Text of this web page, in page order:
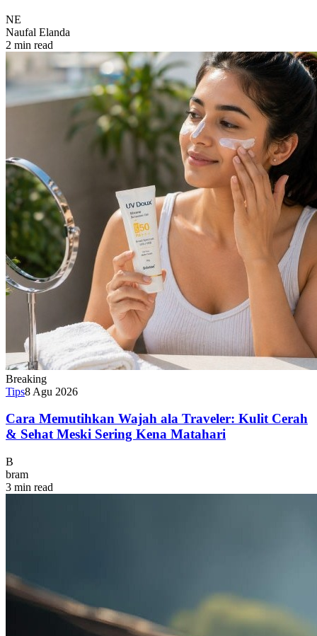
NE
Naufal Elanda
2 min read
Breaking
Tips8 Agu 2026
Cara Memutihkan Wajah ala Traveler: Kulit Cerah
& Sehat Meski Sering Kena Matahari
B
bram
3 min read